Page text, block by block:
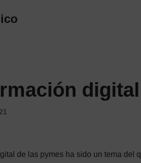
de las pymes ha sido un tema del